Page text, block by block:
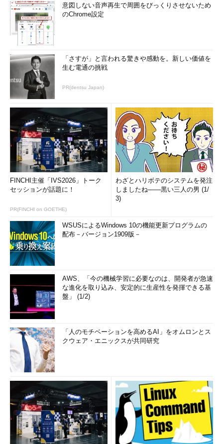
Cloud AutoMLでは、Google Cloudとしての「最適解」が提示
される。基本的にはブラックボックスだ。モデルの精度について
は、Google Cloudを信じるしかない。Google Cloudは、「より
少量のデータ」で「より高い精度」が実現できているとしている
が、数値に基づく言及はない。
コストについても、現在のところは「Google Cloudを信じる」
しかなさそうだ。課金は、利用したリソース量に基づくという。
のリソースが使われるのか。これはやってみるまで分からない。
同社は、アルファ段階であるため、料金体系については顧客と共
に検討していくとも答えている。
今回提供開始したのは画像認識機能だが、今後他のサービスに
つながっていくという。例えばVideo Intelligence APIに適用され
れば、監視カメラ映像の分析や、映像コンテンツの（例えば番組
に登場する人物の）タグ付けに、効果を発揮することが考えられ
意図しない音声再生で周囲をびっくりさせないため
のChrome設定
「さすが」と言われる驚きや感動を。新しい価値を
生む電通の挑戦
PR(dentsu Japan)
FINCHI主催「IVS2026」トーク
セッションが話題に！
PR(FINCHI on GOETHE)
わざとハリボテのシステムを発注
しましたね――黒い三人の男 (1/
3)
WSUSによるWindows 10の機能更新プログラムの
配布－バージョン1909版－
AWS、「今の機械学習に必要なのは、開発者が急速
な進化を取り込み、安定的に生産性を発揮できる基
盤」 (1/2)
「人のモチベーションを高めるAI」をオムロンとス
クウェア・エニックスが共同研究